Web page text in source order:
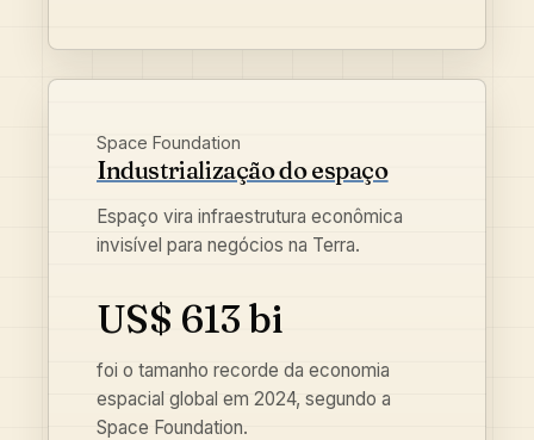
Space Foundation
Industrialização do espaço
Espaço vira infraestrutura econômica
invisível para negócios na Terra.
US$ 613 bi
foi o tamanho recorde da economia
espacial global em 2024, segundo a
Space Foundation.